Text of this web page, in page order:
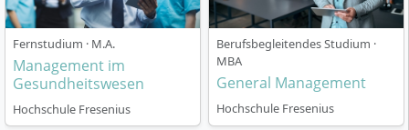
Tablet zugänglich
Freie Kurswahl und individuelle Schwerpunkte je
nach Interesse und Karriereziel
Regelmäßige Online-Seminare, Webinare,
Workshops und Beratungsmöglichkeiten
Fernstudium · M.A.
Management im
Gesundheitswesen
Hochschule Fresenius
Berufsbegleitendes Studium ·
MBA
General Management
Hochschule Fresenius